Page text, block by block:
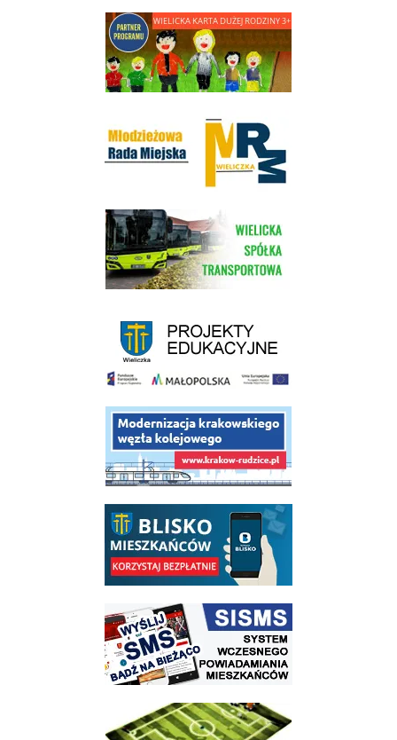
link do strony - Wielicka Karta Dużej Rodziny
link do strony Wielickiej Spółki Transportowej
link do opisu projektu budowy linii kolejowej Krakow Rudzice
link do opisu aplikacji - BLISKO, Gmina Wieliczka w aplikacji Blisko
link do strony systemu wczesnego ostrzegania mieszkańców SISMS
link do opisu projektu Wielickie Orliki